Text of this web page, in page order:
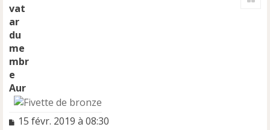
Aur
M
15 févr. 2019 à 08:30